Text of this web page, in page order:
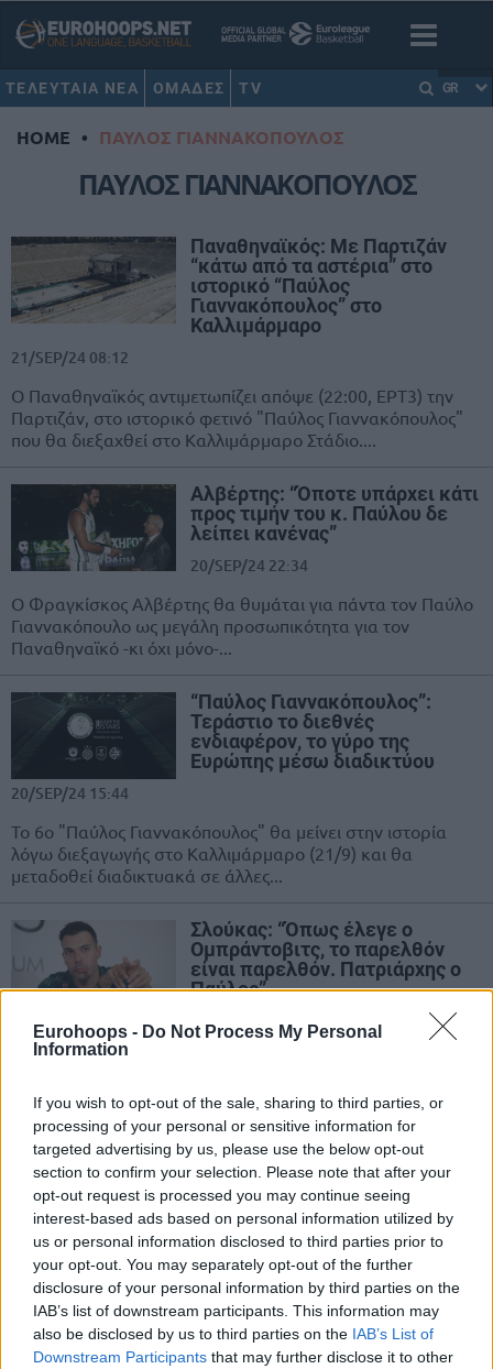
Eurohoops - Do Not Process My Personal
Information
If you wish to opt-out of the sale, sharing to third parties, or
processing of your personal or sensitive information for
targeted advertising by us, please use the below opt-out
section to confirm your selection. Please note that after your
opt-out request is processed you may continue seeing
interest-based ads based on personal information utilized by
us or personal information disclosed to third parties prior to
your opt-out. You may separately opt-out of the further
disclosure of your personal information by third parties on the
IAB’s list of downstream participants. This information may
also be disclosed by us to third parties on the IAB’s List of
Downstream Participants that may further disclose it to other
ΤΕΛΕΥΤΑΙΑ ΝΕΑ ΟΜΑΔΕΣ TV GR
HOME • ΠΑΥΛΟΣ ΓΙΑΝΝΑΚΟΠΟΥΛΟΣ
ΠΑΥΛΟΣ ΓΙΑΝΝΑΚΟΠΟΥΛΟΣ
Παναθηναϊκός: Με Παρτιζάν
“κάτω από τα αστέρια” στο
ιστορικό “Παύλος
Γιαννακόπουλος” στο
Καλλιμάρμαρο
21/SEP/24 08:12
Ο Παναθηναϊκός αντιμετωπίζει απόψε (22:00, ΕΡΤ3) την
Παρτιζάν, στο ιστορικό φετινό "Παύλος Γιαννακόπουλος"
που θα διεξαχθεί στο Καλλιμάρμαρο Στάδιο....
Αλβέρτης: “Όποτε υπάρχει κάτι
προς τιμήν του κ. Παύλου δε
λείπει κανένας”
20/SEP/24 22:34
Ο Φραγκίσκος Αλβέρτης θα θυμάται για πάντα τον Παύλο
Γιαννακόπουλο ως μεγάλη προσωπικότητα για τον
Παναθηναϊκό -κι όχι μόνο-...
“Παύλος Γιαννακόπουλος”:
Τεράστιο το διεθνές
ενδιαφέρον, το γύρο της
Ευρώπης μέσω διαδικτύου
20/SEP/24 15:44
Το 6ο "Παύλος Γιαννακόπουλος" θα μείνει στην ιστορία
λόγω διεξαγωγής στο Καλλιμάρμαρο (21/9) και θα
μεταδοθεί διαδικτυακά σε άλλες...
Σλούκας: “Όπως έλεγε ο
Ομπράντοβιτς, το παρελθόν
είναι παρελθόν. Πατριάρχης ο
Παύλος”
20/SEP/24 12:36
Ο Κώστας Σλούκας μίλησε για το "Παύλος Γιαννακόπουλος"
Παναθηναϊκού στο ευρωπαϊκό μπάσκετ,...
Γιαννακόπουλος: “Μεγάλος
αδερφός ο Ζέλικο – Ο Παύλος
είχε περισσότερες
φωτογραφίες μαζί του παρά με
μένα”
20/SEP/24 11:47
O Δημήτρης Γιαννακόπουλος καλωσόρισε τους
φιλοξενούμενους του στο τουρνουά "Παύλος
Γιαννακόπουλος" και μίλησε ξεχωριστά για τον Ζέλικο